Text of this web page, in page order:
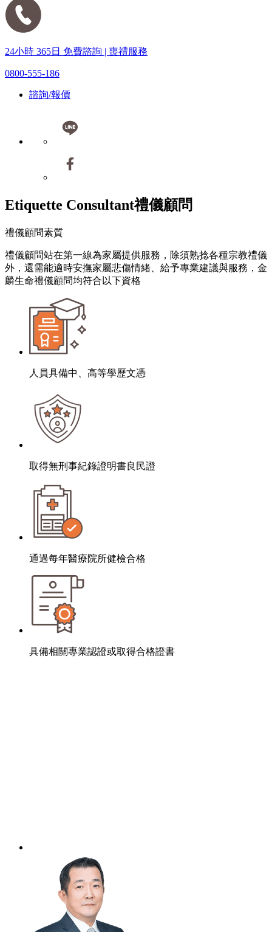
24小時 365日 免費諮詢 | 喪禮服務
0800-555-186
諮詢/報價
Etiquette Consultant禮儀顧問
禮儀顧問素質
禮儀顧問站在第一線為家屬提供服務，除須熟捻各種宗教禮儀
外，還需能適時安撫家屬悲傷情緒、給予專業建議與服務，金
麟生命禮儀顧問均符合以下資格
人員具備中、高等學歷文憑
取得無刑事紀錄證明書良民證
通過每年醫療院所健檢合格
具備相關專業認證或取得合格證書